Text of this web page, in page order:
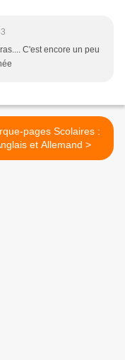
C'est encore un peu
pages Scolaires :
Anglais et Allemand >